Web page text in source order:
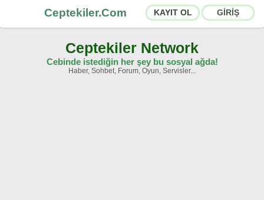
Ceptekiler.Com KAYIT OL GİRİŞ
Ceptekiler Network
Cebinde istediğin her şey bu sosyal ağda!
Haber, Sohbet, Forum, Oyun, Servisler...